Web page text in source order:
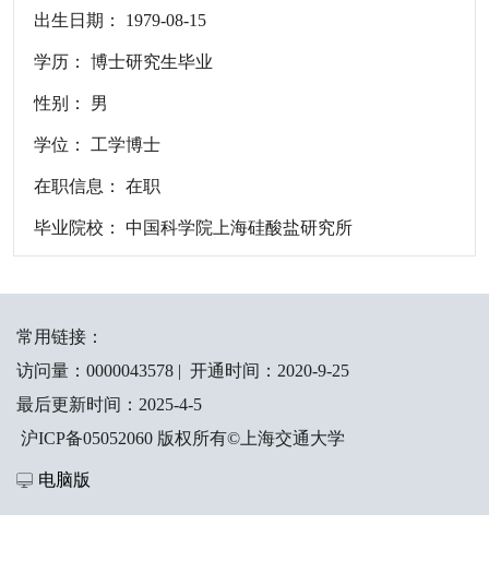
出生日期： 1979-08-15
学历： 博士研究生毕业
性别： 男
学位： 工学博士
在职信息： 在职
毕业院校： 中国科学院上海硅酸盐研究所
常用链接：
访问量： 0000043578| 开通时间： 2020-9-25
最后更新时间： 2025-4-5
沪ICP备05052060 版权所有©上海交通大学
电脑版